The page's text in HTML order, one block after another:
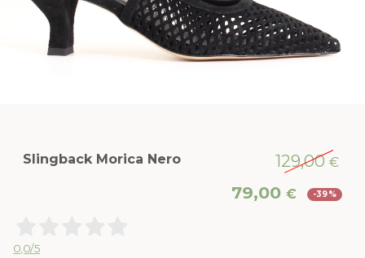
Slingback Morica Nero 129,00 €
prezzo
79,00 € -39%
0,0/5